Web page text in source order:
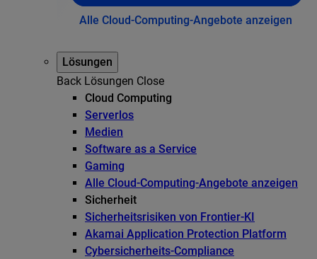
Alle Cloud-Computing-Angebote anzeigen
Lösungen
Back Lösungen Close
Cloud Computing
Serverlos
Medien
Software as a Service
Gaming
Alle Cloud-Computing-Angebote anzeigen
Sicherheit
Sicherheitsrisiken von Frontier-KI
Akamai Application Protection Platform
Cybersicherheits-Compliance